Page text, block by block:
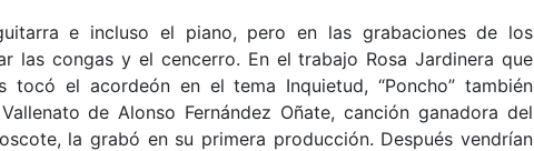
e incluso el piano, pero en las grabaciones de los
las congas y el cencerro. En el trabajo Rosa Jardinera que
el acordeón en el tema Inquietud, “Poncho” también
de Alonso Fernández Oñate, canción ganadora del
la grabó en su primera producción. Después vendrían